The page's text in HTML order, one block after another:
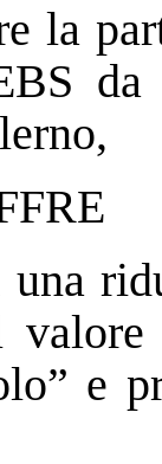
la
una
e